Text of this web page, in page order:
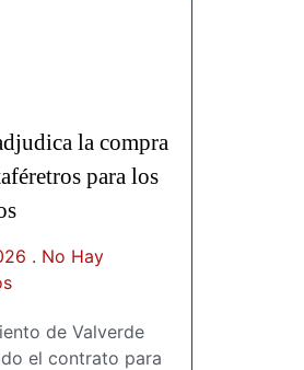
la compra
para los
No Hay
de Valverde
el contrato para